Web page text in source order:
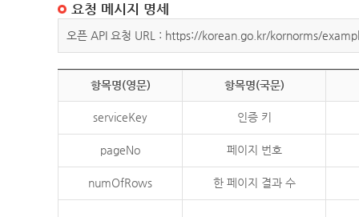
요청 메시지 명세
오픈 API 요청 URL : https://korean.go.kr/kornorms/
항목명(영문) 항목명(국문)
serviceKey 인증 키
pageNo 페이지 번호
numOfRows 한 페이지 결과 수